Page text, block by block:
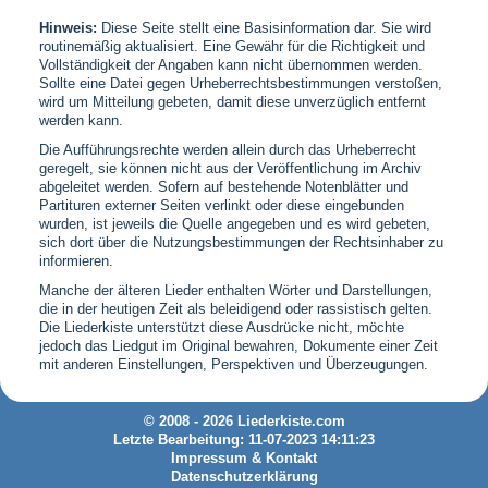
Hinweis: Diese Seite stellt eine Basisinformation dar. Sie wird
routinemäßig aktualisiert. Eine Gewähr für die Richtigkeit und
Vollständigkeit der Angaben kann nicht übernommen werden.
Sollte eine Datei gegen Urheberrechtsbestimmungen verstoßen,
wird um Mitteilung gebeten, damit diese unverzüglich entfernt
werden kann.
Die Aufführungsrechte werden allein durch das Urheberrecht
geregelt, sie können nicht aus der Veröffentlichung im Archiv
abgeleitet werden. Sofern auf bestehende Notenblätter und
Partituren externer Seiten verlinkt oder diese eingebunden
wurden, ist jeweils die Quelle angegeben und es wird gebeten,
sich dort über die Nutzungsbestimmungen der Rechtsinhaber zu
informieren.
Manche der älteren Lieder enthalten Wörter und Darstellungen,
die in der heutigen Zeit als beleidigend oder rassistisch gelten.
Die Liederkiste unterstützt diese Ausdrücke nicht, möchte
jedoch das Liedgut im Original bewahren, Dokumente einer Zeit
mit anderen Einstellungen, Perspektiven und Überzeugungen.
© 2008 - 2026 Liederkiste.com
Letzte Bearbeitung: 11-07-2023 14:11:23
Impressum & Kontakt
Datenschutzerklärung